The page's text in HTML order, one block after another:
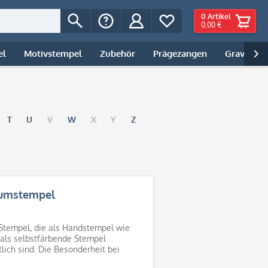
0 Artikel
0,00 €
Motivstempel Zubehör Prägezangen Gravur |

T U V W X Y Z
die als Handstempel wie
selbstfärbende Stempel
sind. Die Besonderheit bei